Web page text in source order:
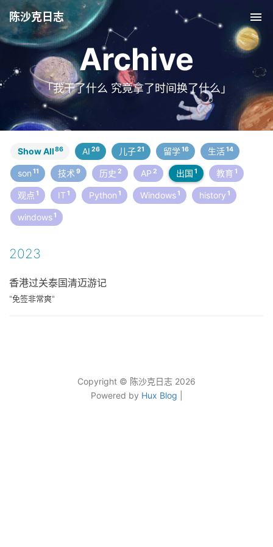
陈沙克日志
Archive
「我干了什么 究竟拿了时间换了什么」
Show All86 AI26 儿子21 留学16 生活14
son11 技术9 历史2 AP2 出国1 教育1
观点1 IT1 Python1 Windows1 history1
windows1
2023
香港过关泰国清迈游记
"免签非常爽"
Copyright © 陈沙克日志 2026
Powered by Hux Blog